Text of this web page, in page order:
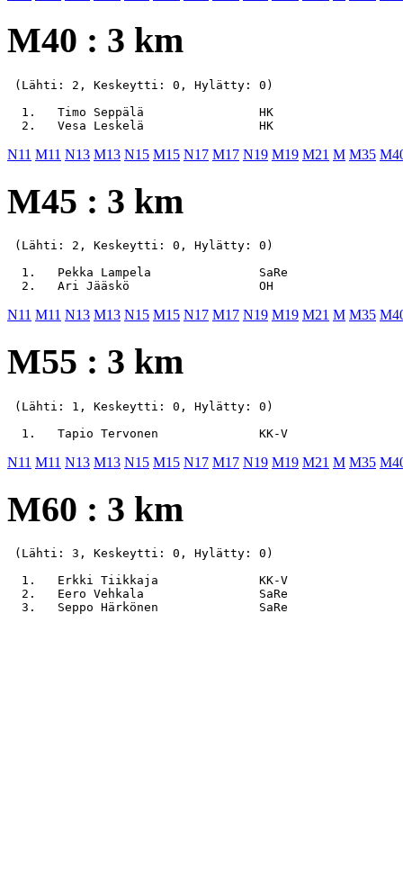
M40 : 3 km
(Lähti: 2, Keskeytti: 0, Hylätty: 0)
1.   Timo Seppälä                HK
N11 M11 N13 M13 N15 M15 N17 M17 N19 M19 M21 M M35
M45 : 3 km
(Lähti: 2, Keskeytti: 0, Hylätty: 0)
1.   Pekka Lampela               SaRe
N11 M11 N13 M13 N15 M15 N17 M17 N19 M19 M21 M M35
M55 : 3 km
(Lähti: 1, Keskeytti: 0, Hylätty: 0)
N11 M11 N13 M13 N15 M15 N17 M17 N19 M19 M21 M M35
M60 : 3 km
(Lähti: 3, Keskeytti: 0, Hylätty: 0)
1.   Erkki Tiikkaja              KK-V
2.   Eero Vehkala                SaRe